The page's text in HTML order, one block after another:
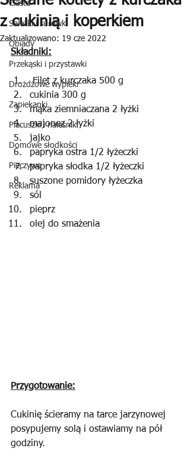
Ciasta
Sałatki i surówki
Obiady
Przekąski i przystawki
Drożdżowe wypieki
Zapiekanki
Placuszki i naleśniki
Domowe słodkości
Pieczywo
Reklama
z cukinią i koperkiem
Zaktualizowano: 19 cze 2022
Składniki:
Filet z kurczaka 500 g
cukinia 300 g
mąka ziemniaczana 2 łyżki
majonez 2 łyżki
jajko
papryka ostra 1/2 łyżeczki
papryka słodka 1/2 łyżeczki
suszone pomidory łyżeczka
sól
pieprz
olej do smażenia
Przygotowanie:
Cukinię ścieramy na tarce jarzynowej
posypujemy solą i ostawiamy na pół
godziny.